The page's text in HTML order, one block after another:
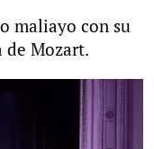
maliayo con su
de Mozart.